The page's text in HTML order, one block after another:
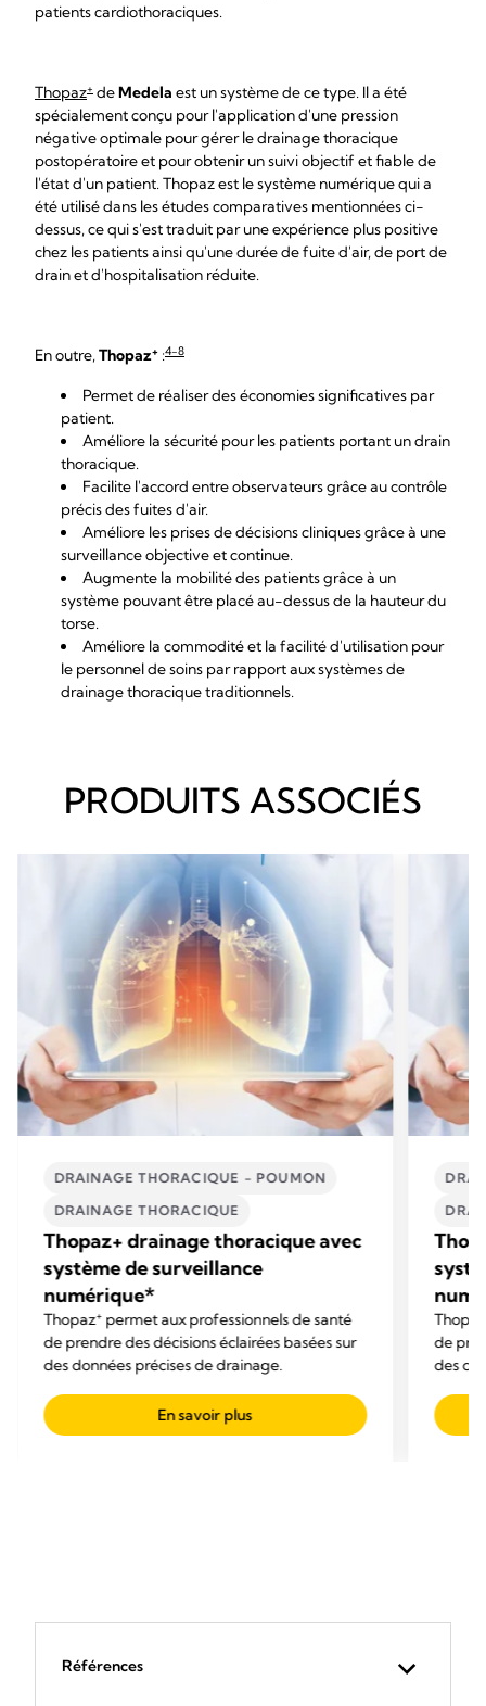
patients cardiothoraciques.
Thopaz+ deMedela est un système de ce type. Il a été
spécialement conçu pour l'application d'une pression
négative optimale pour gérer le drainage thoracique
postopératoire et pour obtenir un suivi objectif et fiable de
l'état d'un patient. Thopaz est le système numérique qui a
été utilisé dans les études comparatives mentionnées ci-
dessus, ce qui s'est traduit par une expérience plus positive
chez les patients ainsi qu'une durée de fuite d'air, de port de
drain et d'hospitalisation réduite.
En outre,Thopaz+ :4-8
Permet de réaliser des économies significatives par
patient.
Améliore la sécurité pour les patients portant un drain
thoracique.
Facilite l'accord entre observateurs grâce au contrôle
précis des fuites d'air.
Améliore les prises de décisions cliniques grâce à une
surveillance objective et continue.
Augmente la mobilité des patients grâce à un
système pouvant être placé au-dessus de la hauteur du
torse.
Améliore la commodité et la facilité d'utilisation pour
le personnel de soins par rapport aux systèmes de
drainage thoracique traditionnels.
PRODUITS ASSOCIÉS
DRAINAGE THORACIQUE - POUMON
DRAINAGE THORACIQUE
Thopaz+ drainage thoracique avec
système de surveillance
numérique*
Thopaz+ permet aux professionnels de santé
de prendre des décisions éclairées basées sur
des données précises de drainage.
En savoir plus
Thopaz
de
des
Références